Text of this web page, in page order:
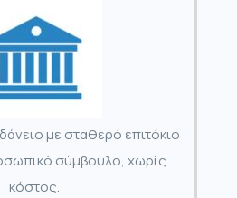
με σταθερό επιτόκιο
σύμβουλο, χωρίς
κόστος.